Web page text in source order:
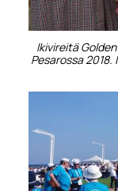
Ikivireitä
Pesarossa